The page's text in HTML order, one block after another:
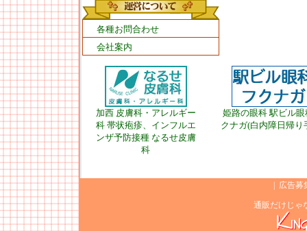
各種お問合わせ
会社案内
加西 皮膚科・アレルギー
科 帯状疱疹、インフルエ
ンザ予防接種 なるせ皮膚
科
姫路の眼科 駅ビル眼
クナガ(白内障日帰り
広告募
通販だけじゃ